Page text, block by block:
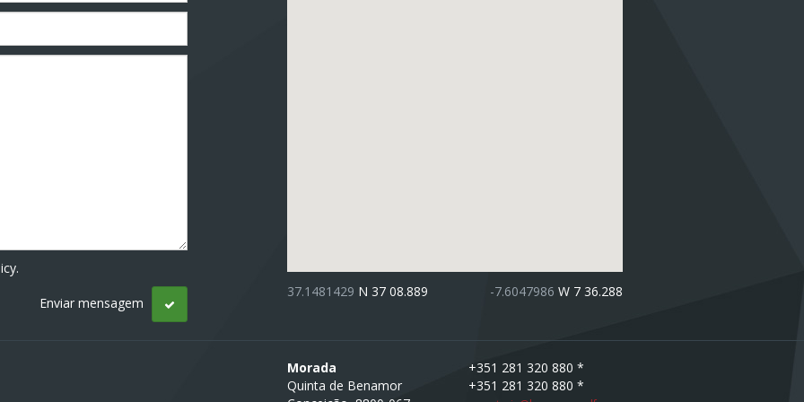
37.1481429 N 37 08.889 -7.6047986 W 7 36.288
Morada
Quinta de Benamor
+351 281 320 880 *
+351 281 320 880 *